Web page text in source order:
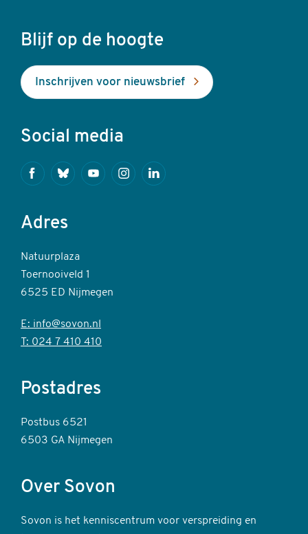
Blijf op de hoogte
Inschrijven voor nieuwsbrief
Social media
FacebookBlueskyYoutubeInstagramLinkedin
Adres
Natuurplaza
Toernooiveld 1
6525 ED Nijmegen
E: info@sovon.nl
T: 024 7 410 410
Postadres
Postbus 6521
6503 GA Nijmegen
Over Sovon
Sovon is het kenniscentrum voor verspreiding en